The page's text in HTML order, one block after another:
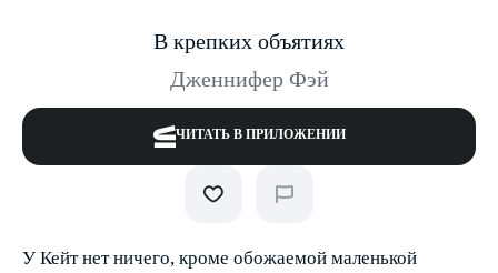
В крепких объятиях
Дженнифер Фэй
ЧИТАТЬ В ПРИЛОЖЕНИИ
У Кейт нет ничего, кроме обожаемой маленькой